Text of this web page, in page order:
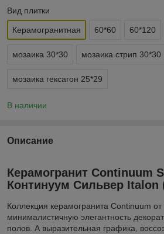
Вид плитки
Керамогранитная 60*60 60*120
мозаика 30*30 мозаика стрип 30*30
мозаика гексагон 25*29
В наличии
Описание
Керамогранит Continuum
Континуум Сильвер Italon
Коллекция керамогранита Continuum
минималистичную элегантность
полов. А выразительная графика,